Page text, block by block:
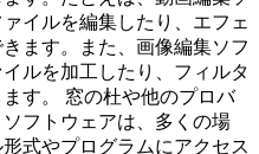
イルを編集したり、エフェ
ます。また、画像編集ソフ
ルを加工したり、フィルタ
す。 窓の杜や他のプロバ
フトウェアは、多くの場
式やプログラムにアクセス